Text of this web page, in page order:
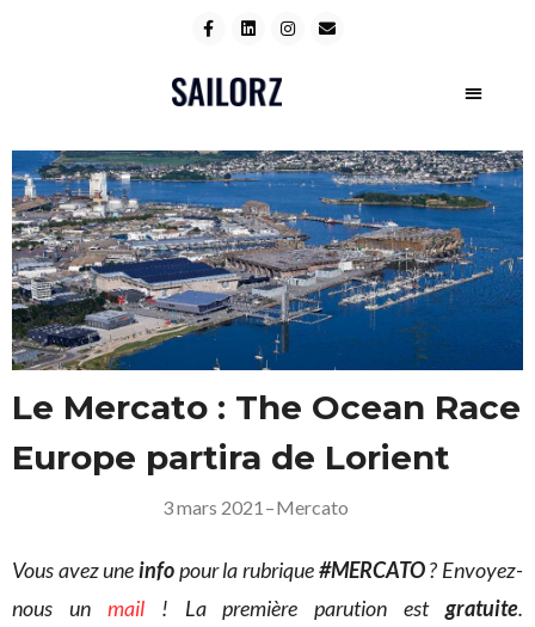
Le Mercato : The Ocean Race
Europe partira de Lorient
3 mars 2021 –Mercato
Vous avez uneinfopour la rubrique#MERCATO? Envoyez-
nous un mail! La première parution est gratuite.